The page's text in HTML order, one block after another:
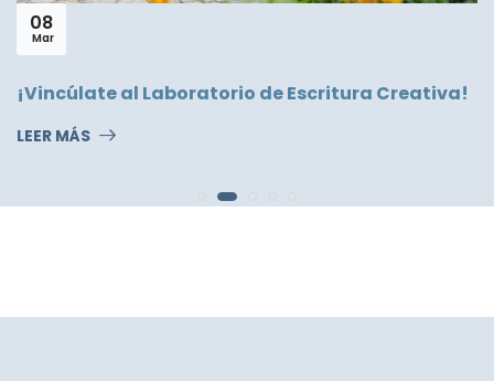
de Escritura Creativa! -Lamitinane-